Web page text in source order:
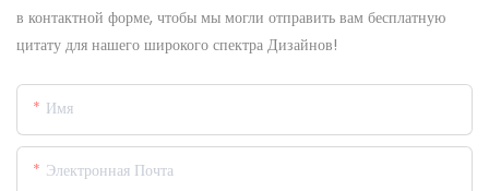
в контактной форме, чтобы мы могли отправить вам бесплатную
цитату для нашего широкого спектра Дизайнов!
Имя
Электронная Почта